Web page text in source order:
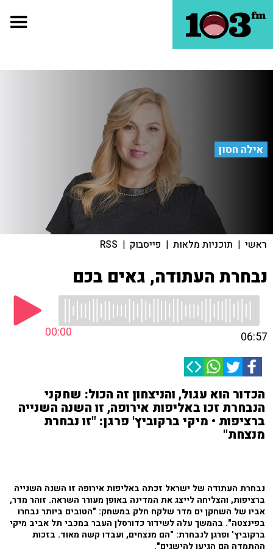
אילה חסון
ראשי | תוכניות מלאות | פייסבוק |
RSS
נבחרת העתודה, גאים בכם
00:00 06:57
הכדור הוא עגול, והניצחון זה הכול: שחקני
הנבחרת זכו באליפות אירופה, זו השנה השנייה
ברציפות • מיקי ברקוביץ' פרגן: "זו נבחרת
מנצחת"
נבחרת העתודה של ישראל זכתה באליפות אירופה זו השנה השנייה
ברציפות, והצליחה לייצג את המדינה באופן מעורר השראה. זוהר מדר,
אביו של השחקן ים מדר שלקח חלק במשחק: "הטובים ביותר נבחרו
בפינצטה". בהמשך עלה לשידור כדורסלן העבר במכבי תל אביב מיקי
ברקוביץ' ופרגן לנבחרת: "הם מנצחים, ועבדו קשה מאוד. בזכות
ההתמדה הם הגיעו להישגים".